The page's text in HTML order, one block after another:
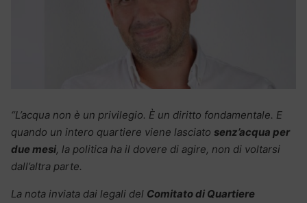
“L’acqua non è un privilegio. È un diritto fondamentale. E
quando un intero quartiere viene lasciato senz’acqua per
due mesi, la politica ha il dovere di agire, non di voltarsi
dall’altra parte.
La nota inviata dai legali del Comitato di Quartiere